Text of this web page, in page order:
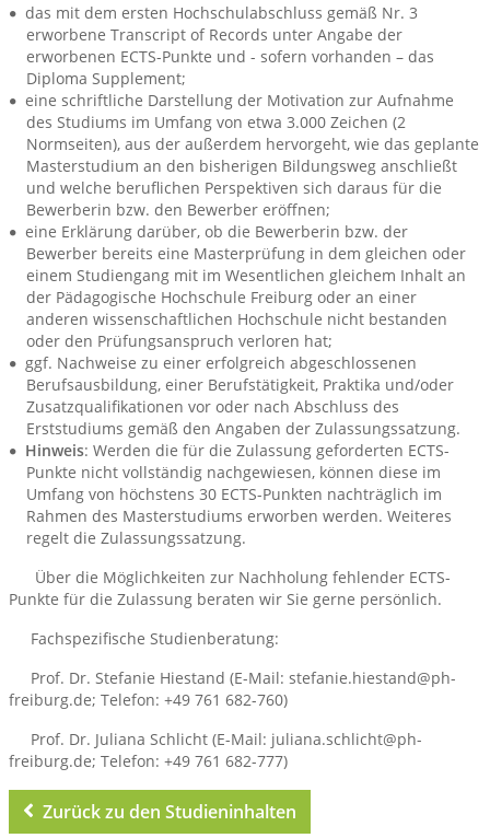
das mit dem ersten Hochschulabschluss gemäß Nr. 3
erworbene Transcript of Records unter Angabe der
erworbenen ECTS-Punkte und - sofern vorhanden – das
Diploma Supplement;
eine schriftliche Darstellung der Motivation zur Aufnahme
des Studiums im Umfang von etwa 3.000 Zeichen (2
Normseiten), aus der außerdem hervorgeht, wie das geplante
Masterstudium an den bisherigen Bildungsweg anschließt
und welche beruflichen Perspektiven sich daraus für die
Bewerberin bzw. den Bewerber eröffnen;
eine Erklärung darüber, ob die Bewerberin bzw. der
Bewerber bereits eine Masterprüfung in dem gleichen oder
einem Studiengang mit im Wesentlichen gleichem Inhalt an
der Pädagogische Hochschule Freiburg oder an einer
anderen wissenschaftlichen Hochschule nicht bestanden
oder den Prüfungsanspruch verloren hat;
ggf. Nachweise zu einer erfolgreich abgeschlossenen
Berufsausbildung, einer Berufstätigkeit, Praktika und/oder
Zusatzqualifikationen vor oder nach Abschluss des
Erststudiums gemäß den Angaben der Zulassungssatzung.
Hinweis: Werden die für die Zulassung geforderten ECTS-
Punkte nicht vollständig nachgewiesen, können diese im
Umfang von höchstens 30 ECTS-Punkten nachträglich im
Rahmen des Masterstudiums erworben werden. Weiteres
regelt die Zulassungssatzung.
Über die Möglichkeiten zur Nachholung fehlender ECTS-
Punkte für die Zulassung beraten wir Sie gerne persönlich.
Fachspezifische Studienberatung:
Prof. Dr. Stefanie Hiestand (E-Mail: stefanie.hiestand@ph-
freiburg.de; Telefon: +49 761 682-760)
Prof. Dr. Juliana Schlicht (E-Mail: juliana.schlicht@ph-
freiburg.de; Telefon: +49 761 682-777)
Zurück zu den Studieninhalten